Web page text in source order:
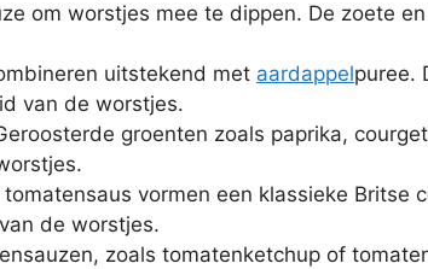
om worstjes mee te dippen. De zoete
uitstekend met aardappelpuree.
van de worstjes.
groenten zoals paprika,
vormen een klassieke
de worstjes.
zoals tomatenketchup of